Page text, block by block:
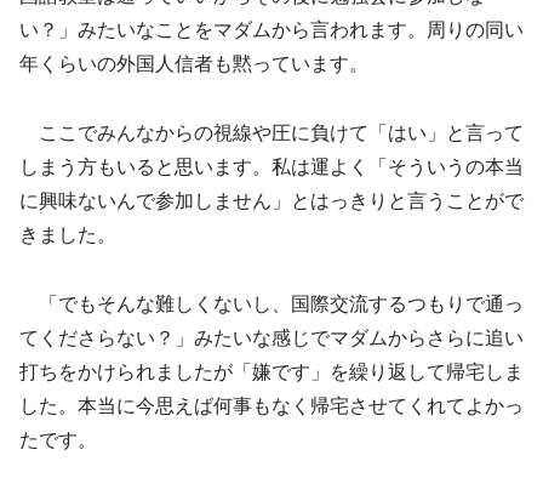
い？」みたいなことをマダムから言われます。周りの同い
年くらいの外国人信者も黙っています。
ここでみんなからの視線や圧に負けて「はい」と言って
しまう方もいると思います。私は運よく「そういうの本当
に興味ないんで参加しません」とはっきりと言うことがで
きました。
「でもそんな難しくないし、国際交流するつもりで通っ
てくださらない？」みたいな感じでマダムからさらに追い
打ちをかけられましたが「嫌です」を繰り返して帰宅しま
した。本当に今思えば何事もなく帰宅させてくれてよかっ
たです。